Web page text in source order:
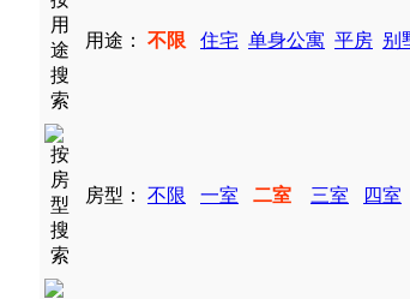
用途： 不限 住宅 单身公寓 平房 别
房型： 不限 一室 二室 三室 四室